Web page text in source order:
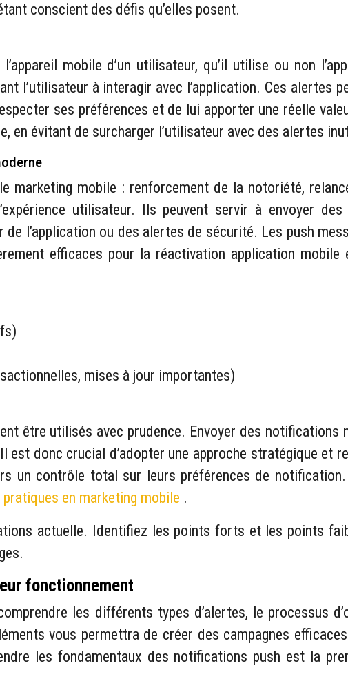
conscient des défis qu’elles posent.
mobile d’un utilisateur, qu’il utilise ou non
l’utilisateur à interagir avec l’application. Ces alertes
ses préférences et de lui apporter une réelle
en évitant de surcharger l’utilisateur avec des alertes
marketing mobile : renforcement de la notoriété,
utilisateur. Ils peuvent servir à envoyer
l’application ou des alertes de sécurité. Les push
efficaces pour la réactivation application mobile
mises à jour importantes)
être utilisés avec prudence. Envoyer des
donc crucial d’adopter une approche stratégique et
un contrôle total sur leurs préférences de
en marketing mobile .
actuelle. Identifiez les points forts et les points
fonctionnement
les différents types d’alertes, le processus
vous permettra de créer des campagnes
les fondamentaux des notifications push est la